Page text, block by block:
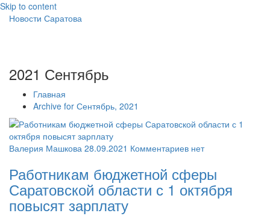
Skip to content
Новости Саратова
2021 Сентябрь
Главная
Archive for Сентябрь, 2021
Валерия Машкова 28.09.2021 Комментариев нет
Работникам бюджетной сферы
Саратовской области с 1 октября
повысят зарплату